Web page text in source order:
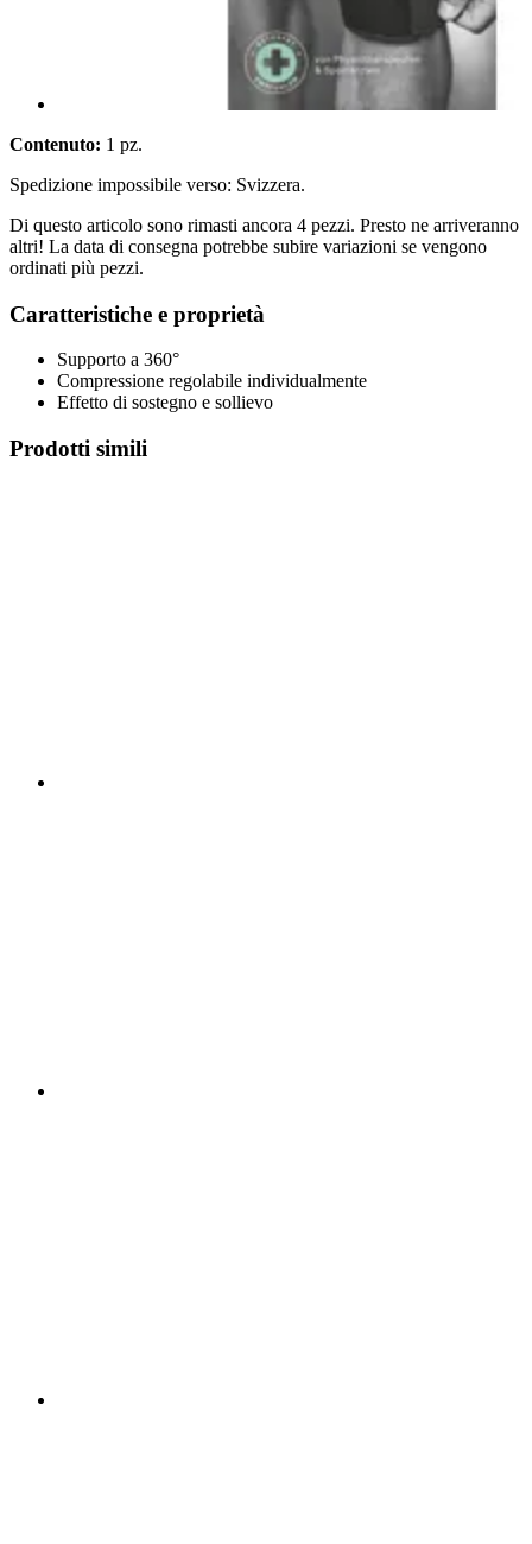
Contenuto: 1 pz.
Spedizione impossibile verso: Svizzera.
Di questo articolo sono rimasti ancora 4 pezzi. Presto ne arriveranno
altri! La data di consegna potrebbe subire variazioni se vengono
ordinati più pezzi.
Caratteristiche e proprietà
Supporto a 360°
Compressione regolabile individualmente
Effetto di sostegno e sollievo
Prodotti simili